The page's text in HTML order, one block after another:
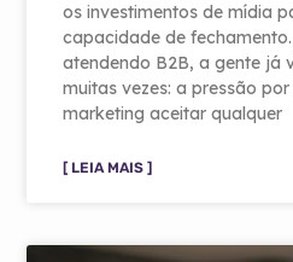
os investimentos de mídia
capacidade de
atendendo B2B, a gente já
muitas vezes: a pressão
marketing aceitar qualquer
[ LEIA MAIS ]